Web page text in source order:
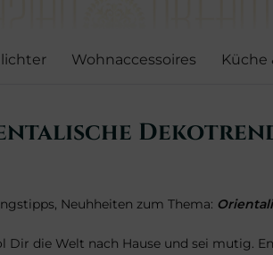
Wohnaccessoires Küche
Neuhheiten zum Thema:
die Welt nach Hause und sei mutig.